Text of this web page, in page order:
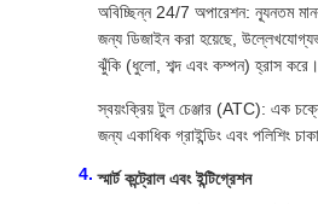
অবিচ্ছিন্ন 24/7 অপারেশন: ন্যূনতম মানব
জন্য ডিজাইন করা হয়েছে,
ঝুঁকি (ধুলো, শব্দ এবং কম্পন) হ্রাস করে।
স্বয়ংক্রিয় টুল চেঞ্জার (ATC): এক
জন্য একাধিক গ্রাইন্ডিং এবং পলিশিং
স্মার্ট কন্ট্রোল এবং ইন্টিগ্রেশন